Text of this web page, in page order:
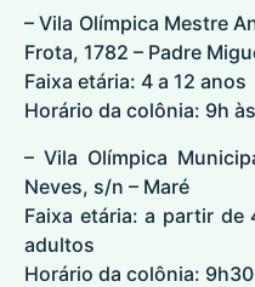
– Vila Olímpica Mestre
Frota, 1782 – Padre
Faixa etária: 4 a 12 anos
Horário da colônia: 9h
– Vila Olímpica
Neves, s/n – Maré
Faixa etária: a partir de
adultos
Horário da colônia: